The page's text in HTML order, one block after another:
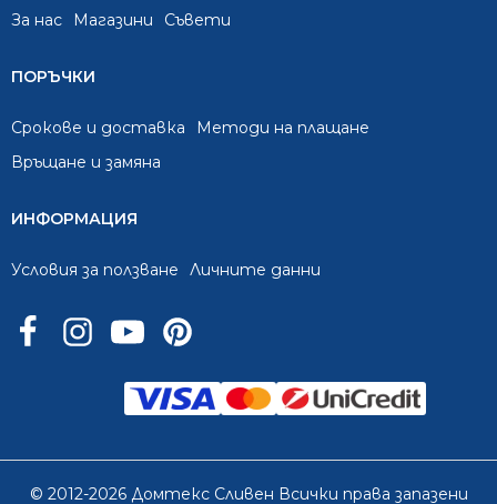
За нас Mагазини Съвети
ПОРЪЧКИ
Срокове и доставка
Методи на плащане
Връщане и замяна
ИНФОРМАЦИЯ
Условия за ползване Личните данни
© 2012-2026 Домтекс Сливен Всички права запазени